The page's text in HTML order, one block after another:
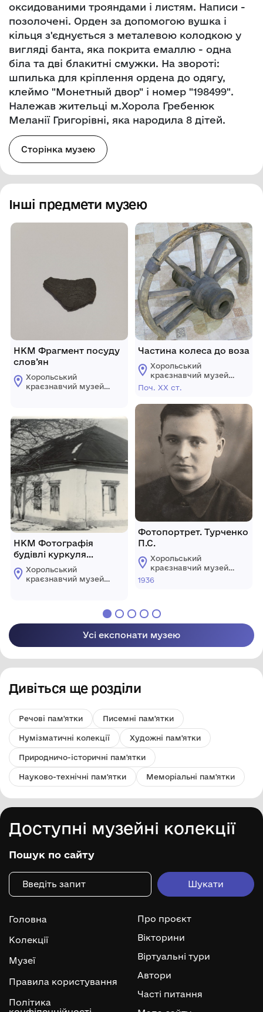
оксидованими трояндами і листям. Написи -
позолочені. Орден за допомогою вушка і
кільця з'єднується з металевою колодкою у
вигляді банта, яка покрита емаллю - одна
біла та дві блакитні смужки. На звороті:
шпилька для кріплення ордена до одягу,
клеймо "Монетный двор" і номер "198499".
Належав жительці м.Хорола Гребенюк
Меланії Григорівні, яка народила 8 дітей.
Сторінка музею
Інші предмети музею
НКМ Фрагмент посуду
слов’ян
Хорольський
краєзнавчий музей
області
НКМ Фотографія
будівлі куркуля
Васецького Мефодія в
селі Новоаврамівка
Хорольський
краєзнавчий музей
Частина колеса до воза
Хорольський
краєзнавчий музей
Хорольської міської
району Полтавської
області
Поч. ХХ ст.
Фотопортрет. Турченко
П.С.
Хорольський
краєзнавчий музей
Хорольської міської
1936
Усі експонати музею
Дивіться ще розділи
Речові пам'ятки Писемні пам'ятки
Нумізматичні колекції Художні пам'ятки
Природничо-історичні пам'ятки
Науково-технічні пам'ятки Меморіальні пам'ятки
Доступні музейні колекції
Пошук по сайту
Головна
Колекції
Музеї
Правила користування
Політика
Про проєкт
Вікторини
Віртуальні тури
Автори
Часті питання